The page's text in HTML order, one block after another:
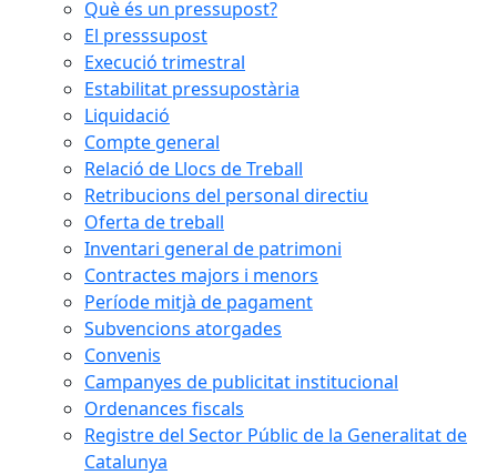
Què és un pressupost?
El presssupost
Execució trimestral
Estabilitat pressupostària
Liquidació
Compte general
Relació de Llocs de Treball
Retribucions del personal directiu
Oferta de treball
Inventari general de patrimoni
Contractes majors i menors
Període mitjà de pagament
Subvencions atorgades
Convenis
Campanyes de publicitat institucional
Ordenances fiscals
Registre del Sector Públic de la Generalitat de
Catalunya